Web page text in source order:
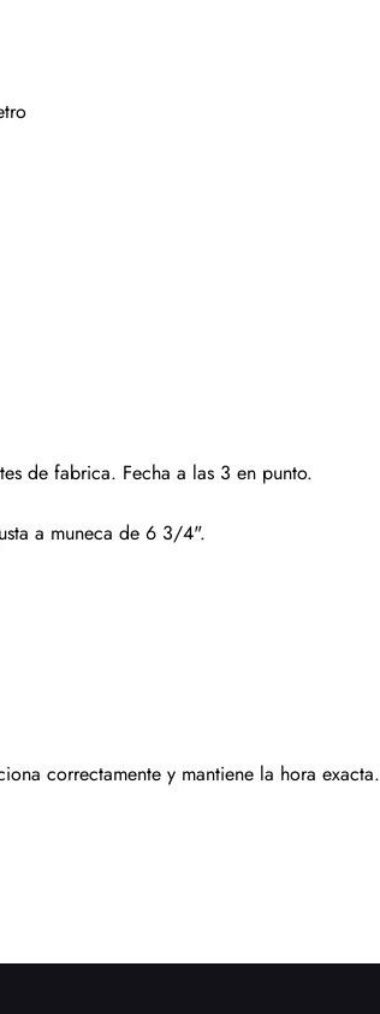
de fabrica. Fecha a las 3 en punto.
a muneca de 6 3/4".
correctamente y mantiene la hora exacta.